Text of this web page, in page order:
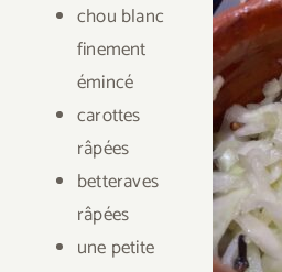
chou blanc
finement
émincé
carottes
râpées
betteraves
râpées
une petite